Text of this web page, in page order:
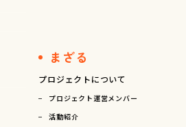
まざる
プロジェクトについて
プロジェクト運営メンバー
活動紹介